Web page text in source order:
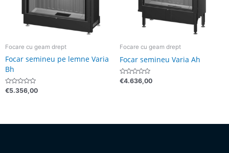
Focare cu geam drept
Focar semineu pe lemne Varia
Bh
Evaluat
€5.356,00
Focare cu geam drept
Focar semineu Varia Ah
Evaluat
€4.636,00